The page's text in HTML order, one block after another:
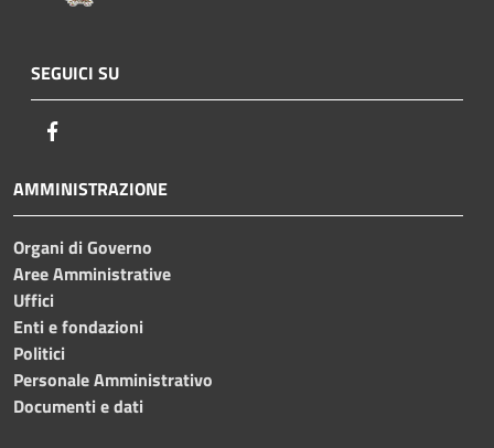
SEGUICI SU
AMMINISTRAZIONE
Organi di Governo
Aree Amministrative
Uffici
Enti e fondazioni
Politici
Personale Amministrativo
Documenti e dati